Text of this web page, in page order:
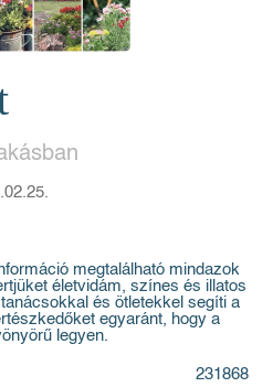
megtalálható mindazok
életvidám, színes és illatos
és ötletekkel segíti a
egyaránt, hogy a
legyen.
231868